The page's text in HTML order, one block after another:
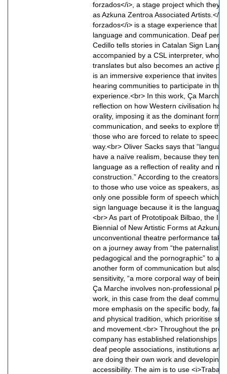
forzados</i>, a stage project which they
as Azkuna Zentroa Associated Artists.</
forzados</i> is a stage experience that
language and communication. Deaf
Cedillo tells stories in Catalan Sign
accompanied by a CSL interpreter, who
translates but also becomes an active
is an immersive experience that invites
hearing communities to participate in this
experience.<br> In this work, Ça Marche
reflection on how Western civilisation has
orality, imposing it as the dominant form
communication, and seeks to explore the
those who are forced to relate to speech
way.<br> Oliver Sacks says that
have a naïve realism, because they tend
language as a reflection of reality and
construction.” According to the creators,
to those who use voice as speakers, as
only one possible form of speech which
sign language because it is the language
<br> As part of Prototipoak Bilbao, the
Biennial of New Artistic Forms at Azkuna
unconventional theatre performance
on a journey away from “the
pedagogical and the pornographic” to
another form of communication but also
sensitivity, “a more corporal way of
Ça Marche involves non-professional
work, in this case from the deaf
more emphasis on the specific body, far
and physical tradition, which prioritise
and movement.<br> Throughout the
company has established relationships
deaf people associations, institutions and
are doing their own work and developing
accessibility. The aim is to use